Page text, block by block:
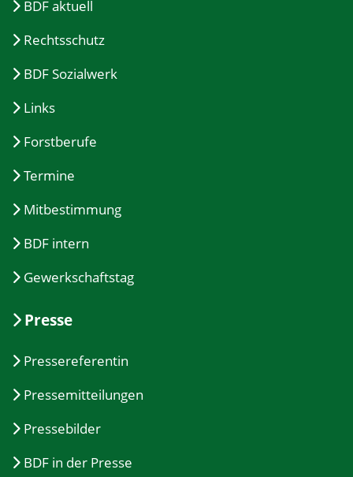
BDF aktuell
Rechtsschutz
BDF Sozialwerk
Links
Forstberufe
Termine
Mitbestimmung
BDF intern
Gewerkschaftstag
Presse
Pressereferentin
Pressemitteilungen
Pressebilder
BDF in der Presse